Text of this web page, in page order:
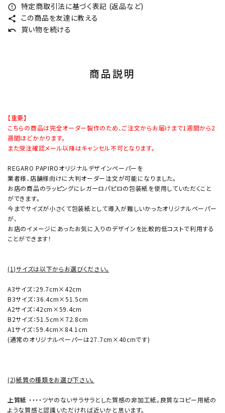
error_outline 特定商取引法に基づく表記 (返品など)
share この商品を友達に教える
undo 買い物を続ける
商品説明
【重要】
こちらの商品は完全オーダー製作のため、ご注文からお届けまで1週間から2
週間ほどかかります。
また受注確認メール以降はキャンセル不可となります。
REGARO PAPIROオリジナルデザインペーパーを
業者様、店舗様向けに大判オーダー注文が可能になりました。
お店の商品のラッピングにレガーロパピロの包装紙を使用していただくこと
ができます。
今までサイズが小さくて包装紙として導入が難しいかったオリジナルペーパー
が、
お店のイメージにあったお気に入りのデザインを比較的低コストで利用する
ことができます！
(1)サイズは以下からお選びください。
A3サイズ：29.7cm×42cm
B3サイズ：36.4cm×51.5cm
A2サイズ：42cm×59.4cm
B2サイズ：51.5cm×72.8cm
A1サイズ：59.4cm×84.1cm
(通常のオリジナルペーパーは27.7cm×40cmです)
(2)紙質の種類をお選び下さい。
上質紙 ・・・・ツヤのないサラサラとした質感の非加工紙。良質なコピー用紙の
ような質感と認識いただければ近いかと思います。